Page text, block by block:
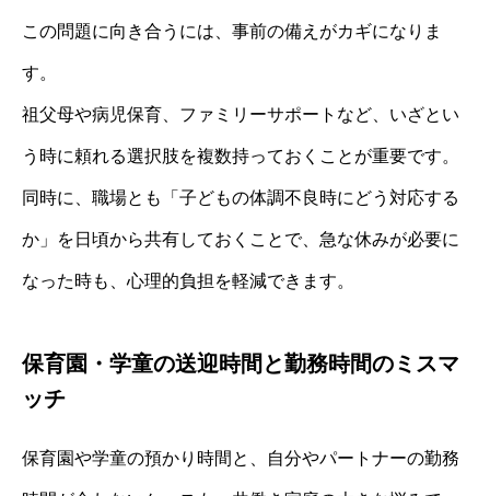
この問題に向き合うには、事前の備えがカギになりま
す。
祖父母や病児保育、ファミリーサポートなど、いざとい
う時に頼れる選択肢を複数持っておくことが重要です。
同時に、職場とも「子どもの体調不良時にどう対応する
か」を日頃から共有しておくことで、急な休みが必要に
なった時も、心理的負担を軽減できます。
保育園・学童の送迎時間と勤務時間のミスマ
ッチ
保育園や学童の預かり時間と、自分やパートナーの勤務